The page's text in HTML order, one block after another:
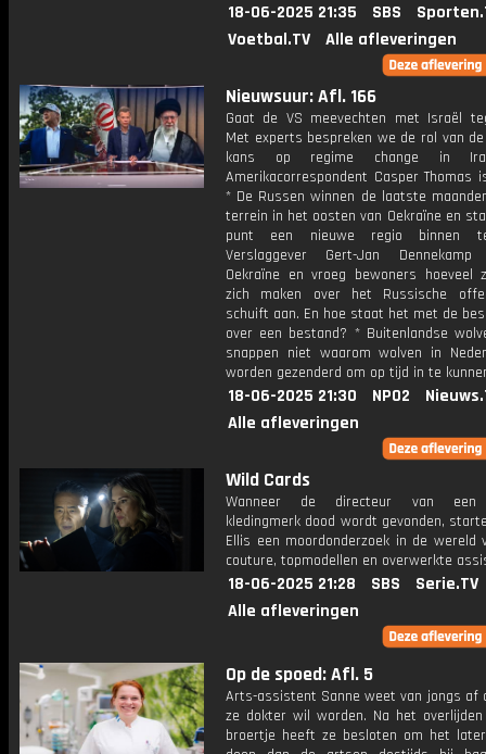
18-06-2025 21:35 SBS
Voetbal.TV
Alle afleveringen
Nieuwsuur: Afl. 166
Gaat de VS meevechten met Israël
Met experts bespreken we de rol van
kans op regime change in
Amerikacorrespondent Casper Thomas
* De Russen winnen de laatste
terrein in het oosten van Oekraïne en
punt een nieuwe regio binnen
Verslaggever Gert-Jan
Oekraïne en vroeg bewoners hoeveel
zich maken over het Russische
schuift aan. En hoe staat het met de
over een bestand? * Buitenlandse
snappen niet waarom wolven in
worden gezenderd om op tijd in te
18-06-2025 21:30 NPO2
Alle afleveringen
Wild Cards
Wanneer de directeur van een
kledingmerk dood wordt gevonden,
Ellis een moordonderzoek in de wereld
couture, topmodellen en overwerkte
18-06-2025 21:28 SBS
Serie.TV
Alle afleveringen
Op de spoed: Afl. 5
Arts-assistent Sanne weet van jongs af
ze dokter wil worden. Na het
broertje heeft ze besloten om het